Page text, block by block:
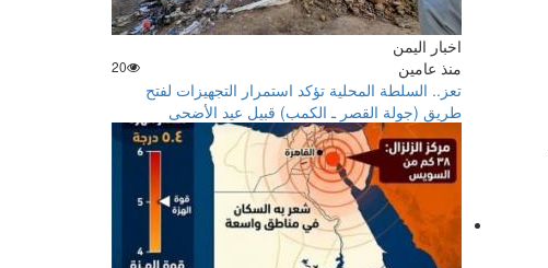
اخبار اليمن
منذ عامين
20
تعز.. السلطة المحلية تؤكد استمرار التجهيزات لفتح
طريق (جولة القصر ـ الكمب) قبيل عيد الأضحى